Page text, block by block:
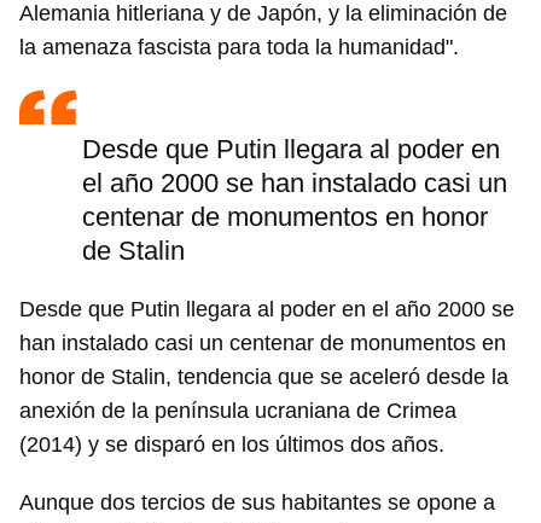
Alemania hitleriana y de Japón, y la eliminación de
la amenaza fascista para toda la humanidad".
Desde que Putin llegara al poder en
el año 2000 se han instalado casi un
centenar de monumentos en honor
de Stalin
Desde que Putin llegara al poder en el año 2000 se
han instalado casi un centenar de monumentos en
honor de Stalin, tendencia que se aceleró desde la
anexión de la península ucraniana de Crimea
(2014) y se disparó en los últimos dos años.
Aunque dos tercios de sus habitantes se opone a